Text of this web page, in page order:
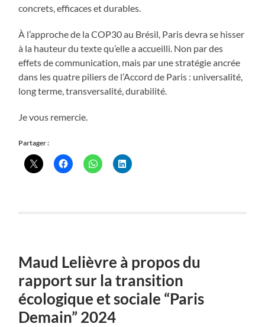
concrets, efficaces et durables.
À l’approche de la COP30 au Brésil, Paris devra se hisser
à la hauteur du texte qu’elle a accueilli. Non par des
effets de communication, mais par une stratégie ancrée
dans les quatre piliers de l’Accord de Paris : universalité,
long terme, transversalité, durabilité.
Je vous remercie.
Partager :
Maud Lelièvre à propos du
rapport sur la transition
écologique et sociale “Paris
Demain” 2024